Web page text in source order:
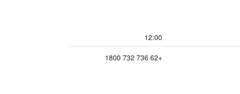
12:00
+62 736 732 1800